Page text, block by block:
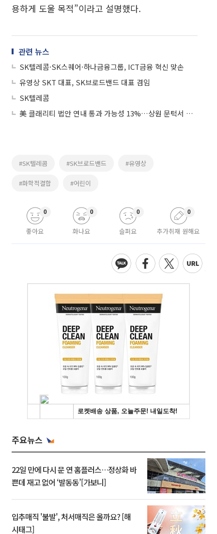
용하게 도울 목적”이라고 설명했다.
관련 뉴스
SK텔레콤·SK스퀘어·하나금융그룹, ICT금융 혁신 맞손
유영상 SKT 대표, SK브로드밴드 대표 겸임
SK텔레콤
美 클래리티 법안 연내 통과 가능성 13%…상원 문턱서 제동
#SK텔레콤 #SK브로드밴드 #유영상
#화학적결합 #어린이
좋아요
0
화나요
0
슬퍼요
0
추가취재 원해요
0
주요뉴스
22일 만에 다시 문 연 홈플러스…정상화 바
쁜데 재고 없어 ‘발동동’[가보니]
입추매직 '불발', 처서매직은 올까요? [해
시태그]